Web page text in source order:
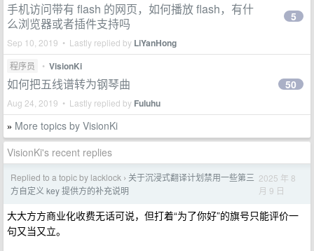
手机访问带有 flash 的网页，如何播放 flash，有什
么浏览器或者插件支持吗
Sep 10, 2019 • Lastly replied by LiYanHong
5
程序员 • VisionKi
如何把五线谱转为钢琴曲
Aug 24, 2019 • Lastly replied by Fuluhu
50
» More topics by VisionKi
VisionKi's recent replies
Replied to a topic by lacklock › 关于沉浸式翻译计划禁用一些第三
方自定义 key 提供方的补充说明
2025 年 8
月 9 日
大大方方商业化收费无话可说，但打着“为了你好”的旗号只能评价一
句又当又立。